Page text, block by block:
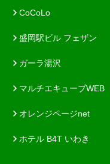
CoCoLo
盛岡駅ビル フェザン
ガーラ湯沢
マルチエキューブWEB
オレンジページnet
ホテル B4T いわき